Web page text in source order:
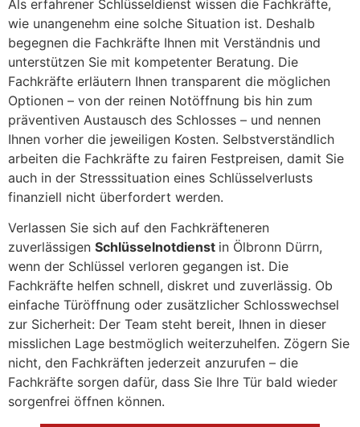
Als erfahrener Schlüsseldienst wissen die Fachkräfte,
wie unangenehm eine solche Situation ist. Deshalb
begegnen die Fachkräfte Ihnen mit Verständnis und
unterstützen Sie mit kompetenter Beratung. Die
Fachkräfte erläutern Ihnen transparent die möglichen
Optionen – von der reinen Notöffnung bis hin zum
präventiven Austausch des Schlosses – und nennen
Ihnen vorher die jeweiligen Kosten. Selbstverständlich
arbeiten die Fachkräfte zu fairen Festpreisen, damit Sie
auch in der Stresssituation eines Schlüsselverlusts
finanziell nicht überfordert werden.
Verlassen Sie sich auf den Fachkräfteneren
zuverlässigen Schlüsselnotdienst in Ölbronn Dürrn,
wenn der Schlüssel verloren gegangen ist. Die
Fachkräfte helfen schnell, diskret und zuverlässig. Ob
einfache Türöffnung oder zusätzlicher Schlosswechsel
zur Sicherheit: Der Team steht bereit, Ihnen in dieser
misslichen Lage bestmöglich weiterzuhelfen. Zögern Sie
nicht, den Fachkräften jederzeit anzurufen – die
Fachkräfte sorgen dafür, dass Sie Ihre Tür bald wieder
sorgenfrei öffnen können.